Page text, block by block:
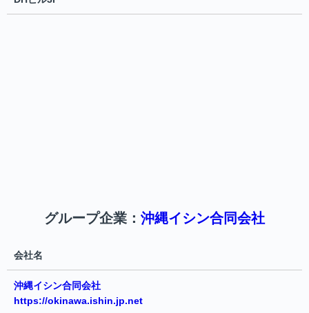
グループ企業： 沖縄イシン合同会社
会社名
沖縄イシン合同会社
https://okinawa.ishin.jp.net